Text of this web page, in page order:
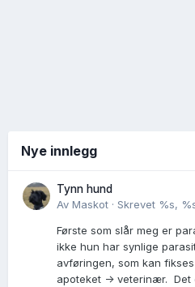
Nye innlegg
Tynn hund
Av Maskot · Skrevet %s,
Første som slår meg er
ikke hun har synlige
avføringen, som kan
apoteket -> veterinær. Det